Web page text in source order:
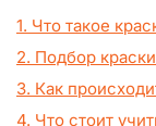
1. Что такое
2. Подбор
3. Как
4. Что стоит